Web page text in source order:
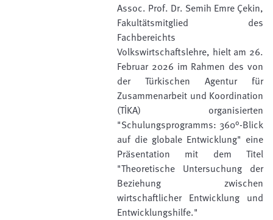
Assoc. Prof. Dr. Semih Emre Çekin,
Fakultätsmitglied des
Fachbereichts
Volkswirtschaftslehre, hielt am 26.
Februar 2026 im Rahmen des von
der Türkischen Agentur für
Zusammenarbeit und Koordination
(TİKA) organisierten
"Schulungsprogramms: 360°-Blick
auf die globale Entwicklung" eine
Präsentation mit dem Titel
"Theoretische Untersuchung der
Beziehung zwischen
wirtschaftlicher Entwicklung und
Entwicklungshilfe."